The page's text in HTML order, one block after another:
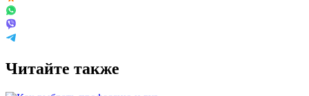
Читайте также